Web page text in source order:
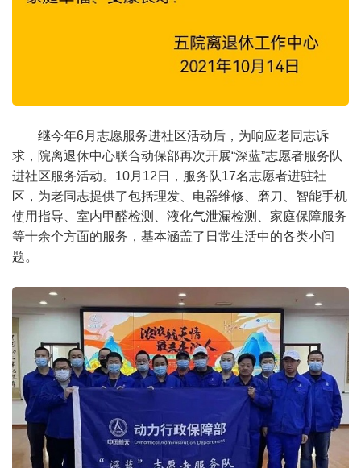
继今年6月志愿服务进社区活动后，为响应老同志诉
求，院离退休中心联合动保部再次开展“深蓝”志愿者服务队
进社区服务活动。10月12日，服务队17名志愿者进驻社
区，为老同志提供了包括理发、电器维修、磨刀、智能手机
使用指导、室内甲醛检测、液化气泄漏检测、家庭保障服务
等十余个方面的服务，基本涵盖了日常生活中的各类小问
题。